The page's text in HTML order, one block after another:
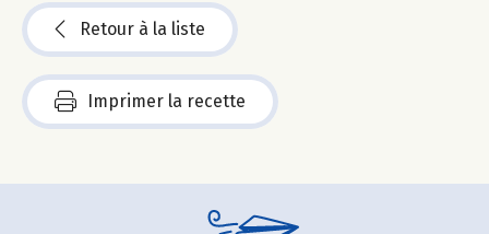
Retour à la liste
Imprimer la recette